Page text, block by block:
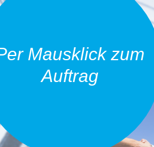
Mausklick zum
Auftrag